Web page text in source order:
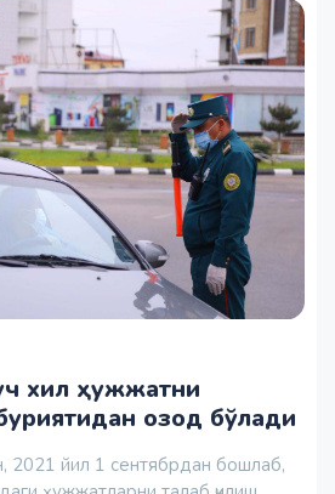
хил ҳужжатни
озод бўлади
2021 йил 1 сентябрдан бошлаб,